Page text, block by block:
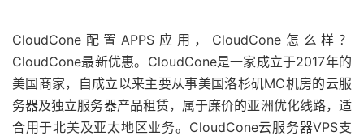
CloudCone配置APPS应用，CloudCone怎么样？
CloudCone最新优惠。CloudCone是一家成立于2017年的
美国商家，自成立以来主要从事美国洛杉矶MC机房的云服
务器及独立服务器产品租赁，属于廉价的亚洲优化线路，适
合用于北美及亚太地区业务。 CloudCone云服务器VPS支